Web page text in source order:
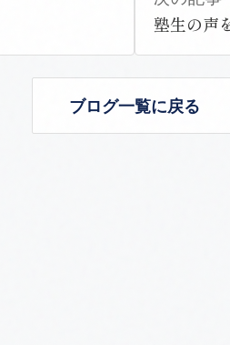
塾生の声
ブログ一覧に戻る